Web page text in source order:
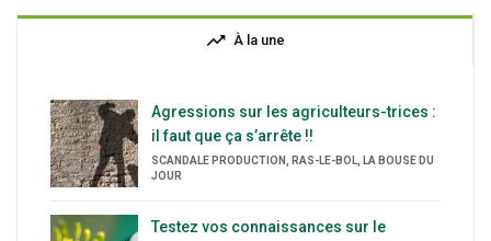
trending_up À la une
Agressions sur les agriculteurs-trices :
il faut que ça s’arrête !!
SCANDALE PRODUCTION, RAS-LE-BOL, LA BOUSE DU
JOUR
Testez vos connaissances sur le